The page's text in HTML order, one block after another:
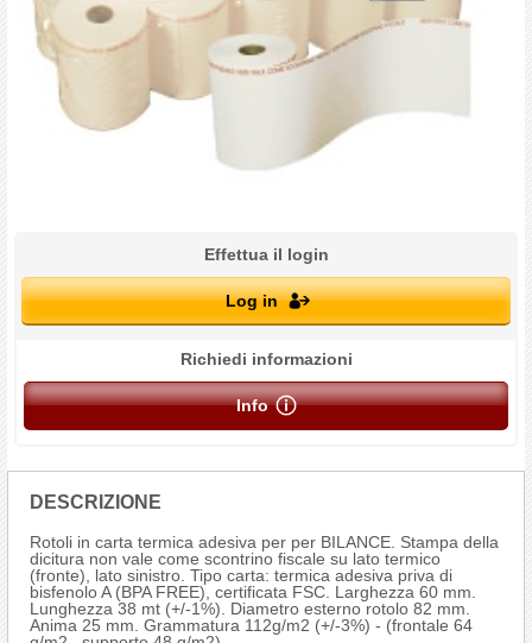
Effettua il login
Log in
Richiedi informazioni
Info
DESCRIZIONE
Rotoli in carta termica adesiva per per BILANCE. Stampa della
dicitura non vale come scontrino fiscale su lato termico
(fronte), lato sinistro. Tipo carta: termica adesiva priva di
bisfenolo A (BPA FREE), certificata FSC. Larghezza 60 mm.
Lunghezza 38 mt (+/-1%). Diametro esterno rotolo 82 mm.
Anima 25 mm. Grammatura 112g/m2 (+/-3%) - (frontale 64